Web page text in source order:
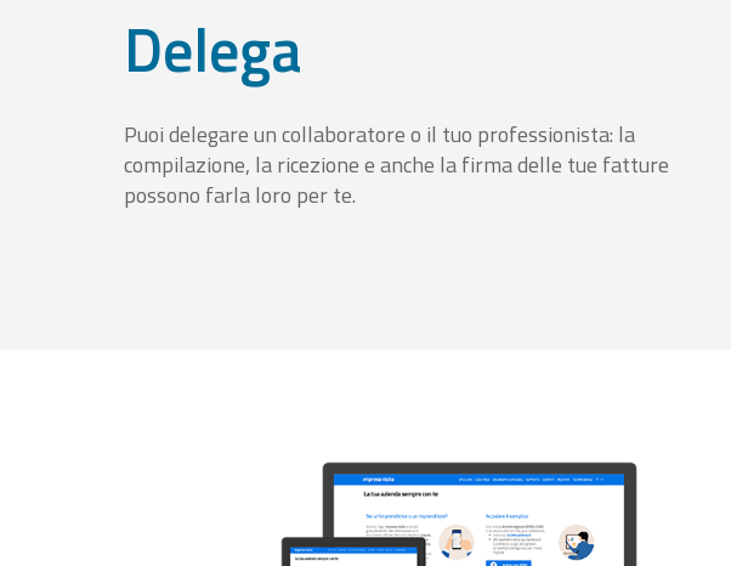
Delega
Puoi delegare un collaboratore o il tuo professionista: la
compilazione, la ricezione e anche la firma delle tue fatture
possono farla loro per te.